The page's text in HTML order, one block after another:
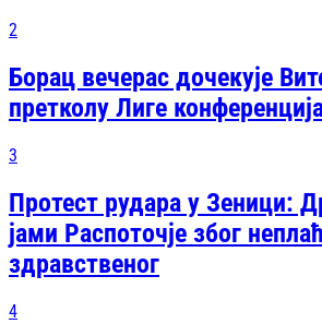
2
Борац вечерас дочекује
претколу Лиге
3
Протест рудара у Зеници:
јами Распоточје због
здравственог
4